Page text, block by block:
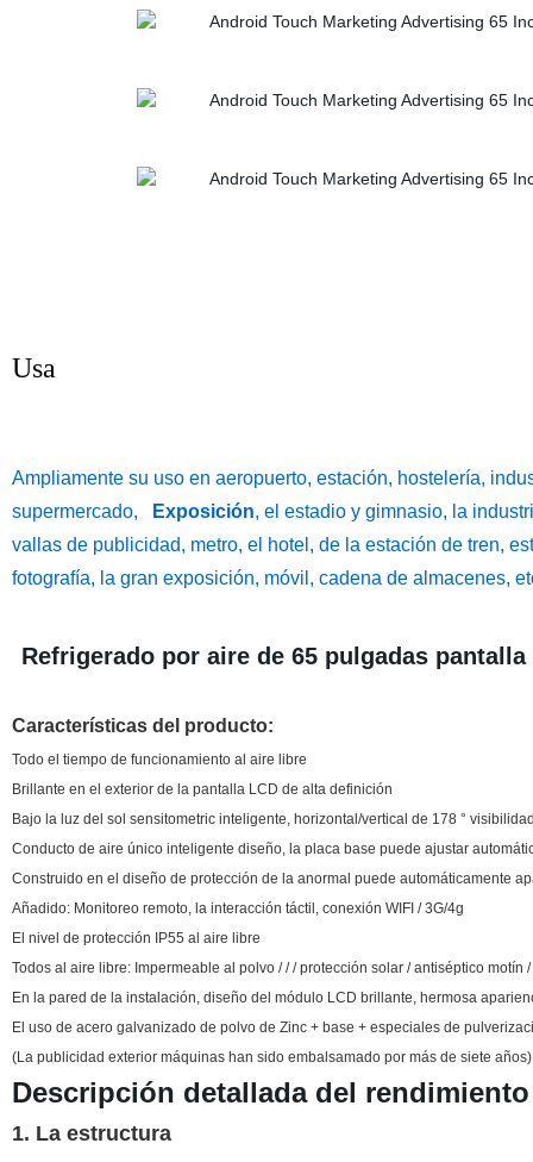
Usa
Ampliamente su uso en aeropuerto, estación, hostelería,
supermercado,
Exposición, el estadio y gimnasio, la
vallas de publicidad, metro, el hotel, de la estación de tren,
fotografía, la gran exposición, móvil, cadena de almacenes,
Refrigerado por aire de 65 pulgadas
Características del producto:
Todo el tiempo de funcionamiento al aire libre
Brillante en el exterior de la pantalla LCD de alta definición
Bajo la luz del sol sensitometric inteligente, horizontal/vertical de 178 °
Conducto de aire único inteligente diseño, la placa base puede ajustar
Construido en el diseño de protección de la anormal puede automáticamente
Añadido: Monitoreo remoto, la interacción táctil, conexión WIFI / 3G/4g
El nivel de protección IP55 al aire libre
Todos al aire libre: Impermeable al polvo / / / protección solar / antiséptico motín
En la pared de la instalación, diseño del módulo LCD brillante, hermosa
El uso de acero galvanizado de polvo de Zinc + base + especiales de
(La publicidad exterior máquinas han sido embalsamado por más de siete años)
Descripción detallada del rendimiento
1. La estructura